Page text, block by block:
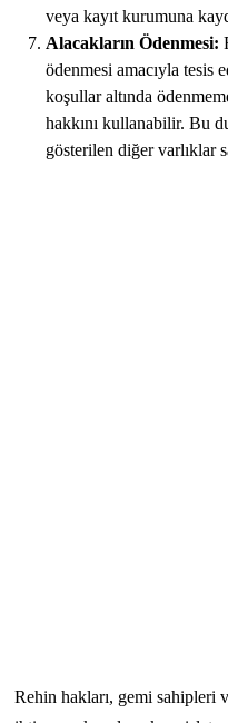
veya kayıt kurumuna
Alacakların Ödenmesi:
ödenmesi amacıyla tesis
koşullar altında
hakkını kullanabilir. Bu
gösterilen diğer varlıklar
Rehin hakları, gemi sahipleri